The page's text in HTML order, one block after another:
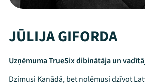
JŪLIJA GIFORDA
Uzņēmuma TrueSix dibinātāja un
Dzimusi Kanādā, bet nolēmusi dzīvot